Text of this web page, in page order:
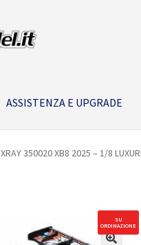
ASSISTENZA E UPGRADE
XRAY 350020 XB8 2025 – 1/8
SU
ORDINAZIONE